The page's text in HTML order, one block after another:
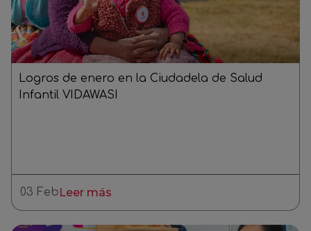
Logros de enero en la Ciudadela de Salud
Infantil VIDAWASI
03 FebLeer más